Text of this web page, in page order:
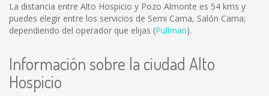
La distancia entre Alto Hospicio y Pozo Almonte es 54 kms y
puedes elegir entre los servicios de Semi Cama, Salón Cama;
dependiendo del operador que elijas (Pullman).
Información sobre la ciudad Alto
Hospicio